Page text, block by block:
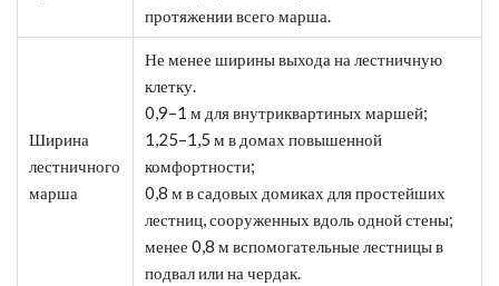
протяжении всего марша.
Ширина
лестничного
марша
Не менее ширины выхода на лестничную
клетку.
0,9–1 м для внутриквартиных маршей;
1,25–1,5 м в домах повышенной
комфортности;
0,8 м в садовых домиках для простейших
лестниц, сооруженных вдоль одной стены;
менее 0,8 м вспомогательные лестницы в
подвал или на чердак.